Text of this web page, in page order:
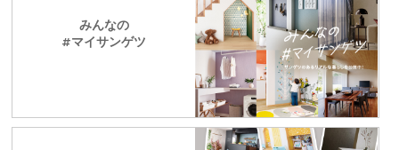
みんなの
#マイサンゲツ